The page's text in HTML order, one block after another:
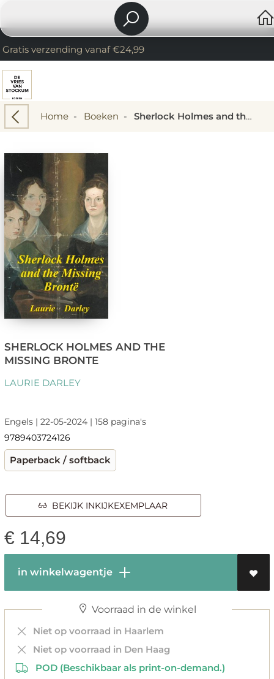
Gratis verzending vanaf €24,99
Home- Boeken - Sherlock Holmes and the Missing Bronte
SHERLOCK HOLMES AND THE
MISSING BRONTE
LAURIE DARLEY
Engels | 22-05-2024 | 158 pagina's
9789403724126
Paperback / softback
BEKIJK INKIJKEXEMPLAAR
€ 14,69
in winkelwagentje
Voorraad in de winkel
Niet op voorraad in Haarlem
Niet op voorraad in Den Haag
POD (Beschikbaar als print-on-demand.)